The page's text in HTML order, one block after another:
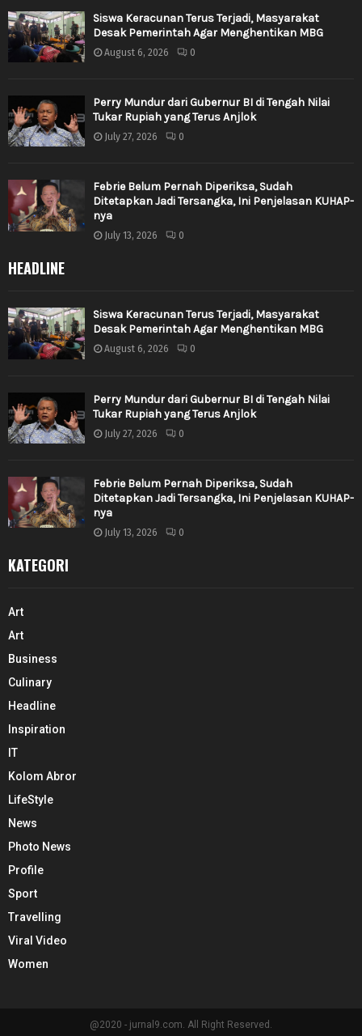
Siswa Keracunan Terus Terjadi, Masyarakat
Desak Pemerintah Agar Menghentikan MBG
August 6, 2026 0
Perry Mundur dari Gubernur BI di Tengah Nilai
Tukar Rupiah yang Terus Anjlok
July 27, 2026 0
Febrie Belum Pernah Diperiksa, Sudah
Ditetapkan Jadi Tersangka, Ini Penjelasan KUHAP-
nya
July 13, 2026 0
HEADLINE
Siswa Keracunan Terus Terjadi, Masyarakat
Desak Pemerintah Agar Menghentikan MBG
August 6, 2026 0
Perry Mundur dari Gubernur BI di Tengah Nilai
Tukar Rupiah yang Terus Anjlok
July 27, 2026 0
Febrie Belum Pernah Diperiksa, Sudah
Ditetapkan Jadi Tersangka, Ini Penjelasan KUHAP-
nya
July 13, 2026 0
KATEGORI
Art
Art
Business
Culinary
Headline
Inspiration
IT
Kolom Abror
LifeStyle
News
Photo News
Profile
Sport
Travelling
Viral Video
Women
@2020 - jurnal9.com. All Right Reserved.